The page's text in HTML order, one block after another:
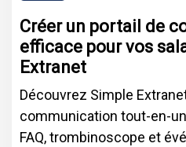
Créer un portail de
efficace pour vos
Extranet
Découvrez Simple
communication tout-en-
FAQ, trombinoscope et